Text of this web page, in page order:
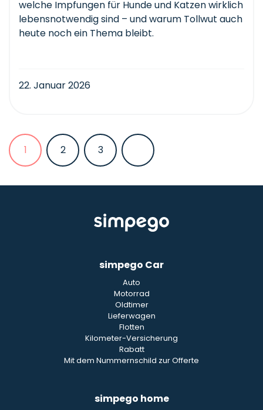
welche Impfungen für Hunde und Katzen wirklich
lebensnotwendig sind – und warum Tollwut auch
heute noch ein Thema bleibt.
22. Januar 2026
1 2 3
simpego Car
Auto
Motorrad
Oldtimer
Lieferwagen
Flotten
Kilometer-Versicherung
Rabatt
Mit dem Nummernschild zur Offerte
simpego home